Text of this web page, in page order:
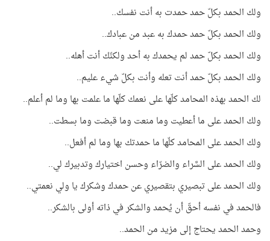
ولك الحمد بكلّ حمد حمدت به أنت نفسك..
ولك الحمد بكلّ حمد حمدك به عبد من عبادك..
ولك الحمد بكلّ حمد لم يحمدك به أحد ولكنّك أنت أهله..
ولك الحمد بكلّ حمد أنت تعله وأنت بكلّ شيء عليم..
لك الحمد بهذه المحامد كلّها على نعمك كلّها ما علمت بها وما لم أعلم..
ولك الحمد على ما أعطيت وما منعت وما قبضت وما بسطت..
ولك الحمد على المحامد كلّها ما حمدتك بها وما لم أفعل..
ولك الحمد على السَّراء والضرّاء وحسن اختيارك وتدبيرك لي..
ولك الحمد على تبصيري بتقصيري عن حمدك وشكرك يا ولي نعمتي..
فالحمد في نفسه أحقّ أن يُحمد والشكر في ذاته أولى بالشكر..
وحمد الحمد يحتاج إلى مزيد من الحمد..